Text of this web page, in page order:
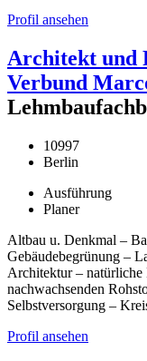
Profil ansehen
Architekt und
Verbund
10997
Berlin
Ausführung
Planer
Altbau u. Denkmal –
Gebäudebegrünung –
Architektur – natürliche
nachwachsenden
Selbstversorgung –
Profil ansehen